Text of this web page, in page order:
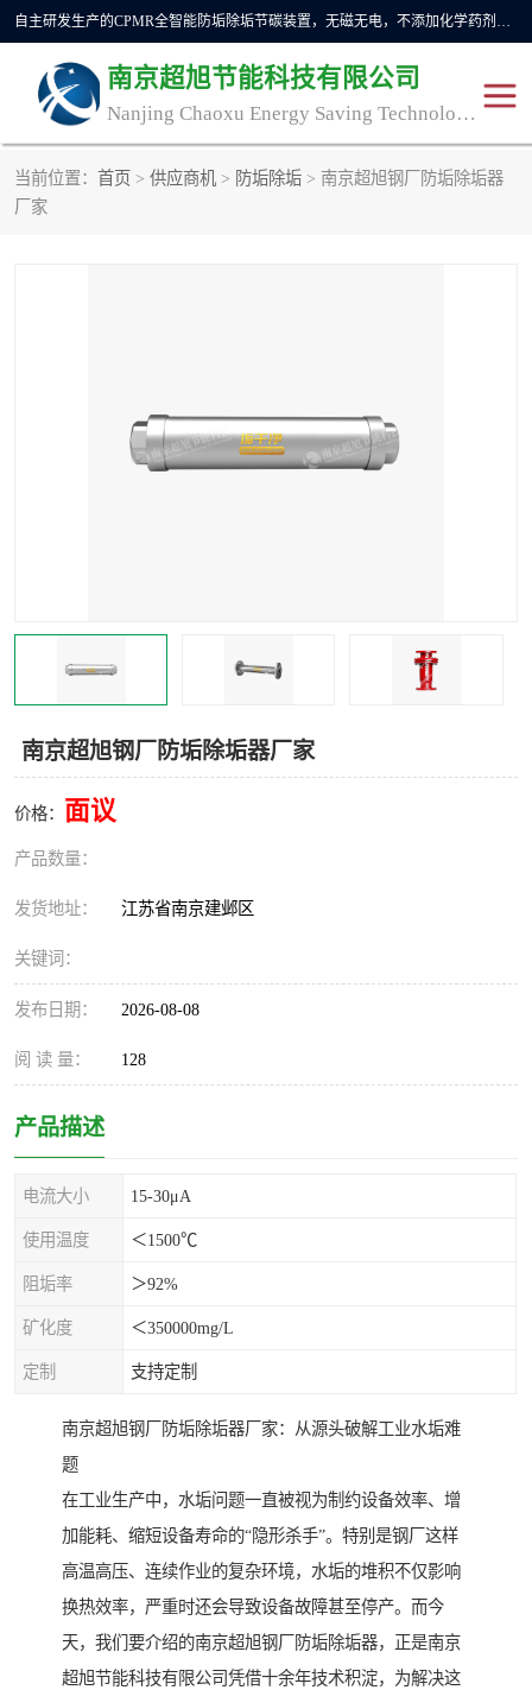
自主研发生产的CPMR全智能防垢除垢节碳装置，无磁无电，不添加化学药剂，*了国内纯物理除垢技术领域空白，其性能处于国际领先水平。广泛应用于石油炼化、钢铁冶炼、电力、煤矿、化工、供暖、压铸、汽车制造、涉水家电等行业。
南京超旭节能科技有限公司
Nanjing Chaoxu Energy Saving Technology Co., Ltd
当前位置： 首页 > 供应商机 > 防垢除垢 > 南京超旭钢厂防垢除垢器
厂家
南京超旭钢厂防垢除垢器厂家
价格： 面议
产品数量：
发货地址： 江苏省南京建邺区
关键词：
发布日期： 2026-08-08
阅 读 量： 128
产品描述
电流大小 15-30μA
使用温度 ＜1500℃
阻垢率 ＞92%
矿化度 ＜350000mg/L
定制 支持定制
南京超旭钢厂防垢除垢器厂家：从源头破解工业水垢难
题
在工业生产中，水垢问题一直被视为制约设备效率、增
加能耗、缩短设备寿命的“隐形杀手”。特别是钢厂这样
高温高压、连续作业的复杂环境，水垢的堆积不仅影响
换热效率，严重时还会导致设备故障甚至停产。而今
天，我们要介绍的南京超旭钢厂防垢除垢器，正是南京
超旭节能科技有限公司凭借十余年技术积淀，为解决这
CPMR
CPMR商用防垢器/家用防